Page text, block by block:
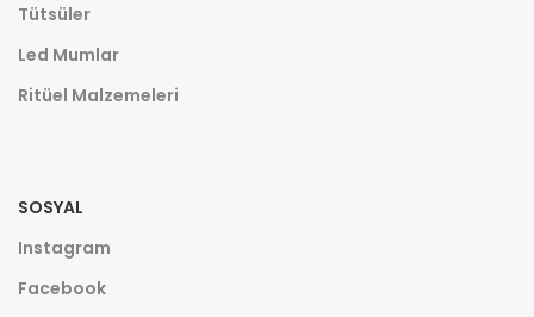
Tütsüler
Led Mumlar
Ritüel Malzemeleri
SOSYAL
Instagram
Facebook